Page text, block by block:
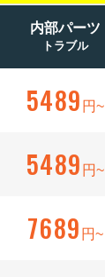
内部パーツ
トラブル
5489 円~
5489 円~
7689 円~